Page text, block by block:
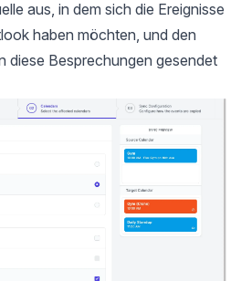
aus, in dem sich die Ereignisse
haben möchten, und den
diese Besprechungen gesendet